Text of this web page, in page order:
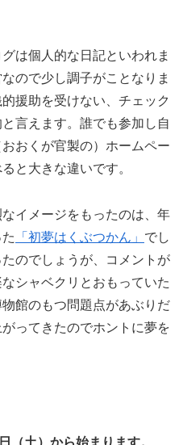
グは個人的な日記といわれま
ので少し調子がことなりま
援助を受けない、チェック
言えます。誰でも参加し自
おくが官製の）ホームペー
と大きな違いです。
イメージをもったのは、年
「初夢はくぶつかん」 でし
のでしょうが、コメントが
シャベクリとおもっていた
館のもつ問題点があぶりだ
ってきたのでホントに夢を
（土）から始まります。